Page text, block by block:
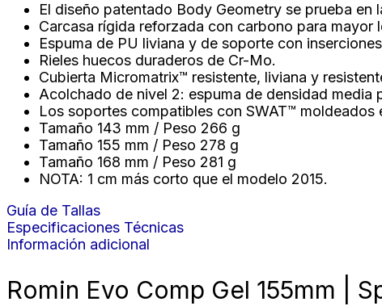
El diseño patentado Body Geometry se prueba
Carcasa rígida reforzada con carbono para
Espuma de PU liviana y de soporte con
Rieles huecos duraderos de Cr-Mo.
Cubierta Micromatrix™ resistente, liviana y
Acolchado de nivel 2: espuma de densidad
Los soportes compatibles con SWAT™
Tamaño 143 mm / Peso 266 g
Tamaño 155 mm / Peso 278 g
Tamaño 168 mm / Peso 281 g
NOTA: 1 cm más corto que el modelo 2015.
Guía de Tallas
Especificaciones Técnicas
Información adicional
Romin Evo Comp Gel 155mm |